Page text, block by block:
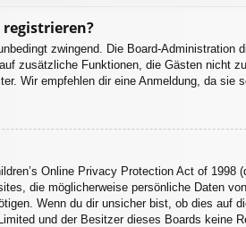
zwingend. Die Board-
zusätzliche Funktionen, die Gästen nicht
Wir empfehlen dir eine Anmeldung, da
Online Privacy Protection Act of
die möglicherweise persönliche Daten
Wenn du dir unsicher bist, ob dies auf
und der Besitzer dieses Boards keine